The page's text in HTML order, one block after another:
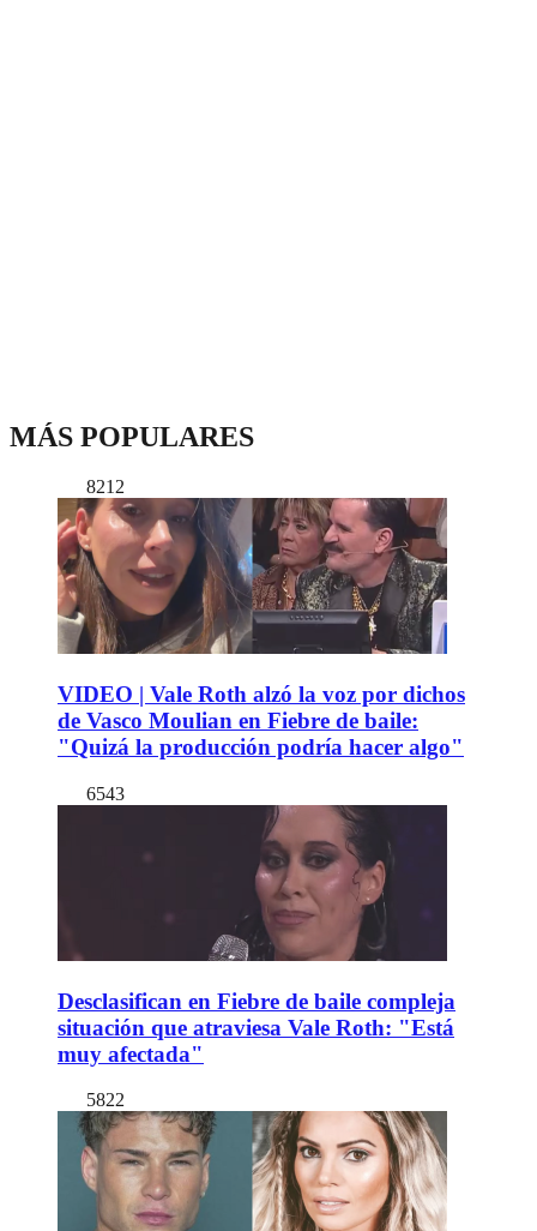
MÁS POPULARES
8212
VIDEO | Vale Roth alzó la voz por dichos
de Vasco Moulian en Fiebre de baile:
"Quizá la producción podría hacer algo"
6543
Desclasifican en Fiebre de baile compleja
situación que atraviesa Vale Roth: "Está
muy afectada"
5822